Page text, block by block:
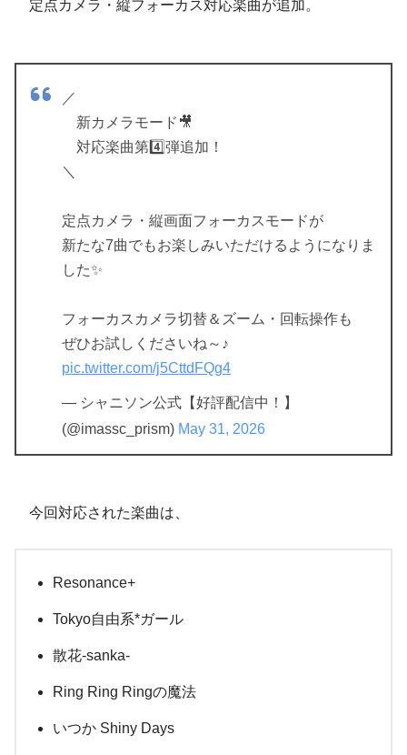
定点カメラ・縦フォーカス対応楽曲が追加。
／
新カメラモード🎥
対応楽曲第4️⃣弾追加！
＼
定点カメラ・縦画面フォーカスモードが
新たな7曲でもお楽しみいただけるようになりま
した✨️
フォーカスカメラ切替＆ズーム・回転操作も
ぜひお試しくださいね～♪
pic.twitter.com/j5CttdFQg4
— シャニソン公式【好評配信中！】
(@imassc_prism) May 31, 2026
今回対応された楽曲は、
Resonance+
Tokyo自由系*ガール
散花-sanka-
Ring Ring Ringの魔法
いつか Shiny Days